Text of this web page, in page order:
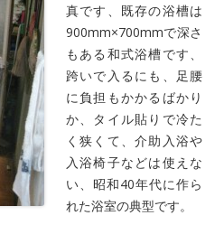
真です、既存の浴槽は
900mm×700mmで深さ
もある和式浴槽です、
跨いで入るにも、足腰
に負担もかかるばかり
か、タイル貼りで冷た
く狭くて、介助入浴や
入浴椅子などは使えな
い、昭和40年代に作ら
れた浴室の典型です。